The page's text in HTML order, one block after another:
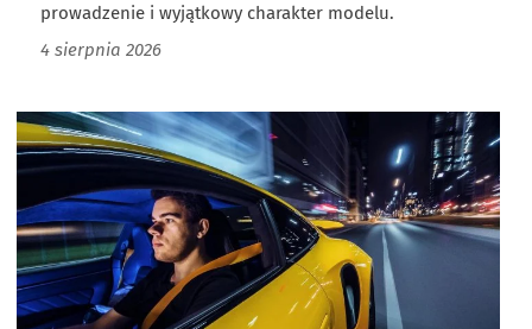
prowadzenie i wyjątkowy charakter modelu.
4 sierpnia 2026